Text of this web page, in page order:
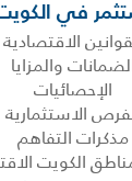
في
الاقتصادية
والمزايا
الإحصائيات
الاستثمارية
مذكرات التفاهم